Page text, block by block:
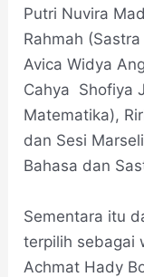
Putri Nuvira
Rahmah
Avica Widya
Cahya Shofiya
Matematika),
dan Sesi
Bahasa dan
Sementara itu
terpilih sebagai
Achmat Hady